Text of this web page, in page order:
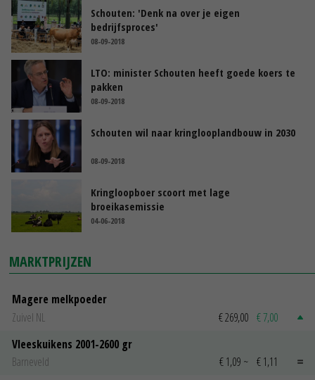
Schouten: 'Denk na over je eigen
bedrijfsproces'
08-09-2018
LTO: minister Schouten heeft goede koers te
pakken
08-09-2018
Schouten wil naar kringlooplandbouw in 2030
08-09-2018
Kringloopboer scoort met lage
broeikasemissie
04-06-2018
MARKTPRIJZEN
Magere melkpoeder
Zuivel NL
€ 269,00 € 7,00
Vleeskuikens 2001-2600 gr
Barneveld
€ 1,09 ~ € 1,11